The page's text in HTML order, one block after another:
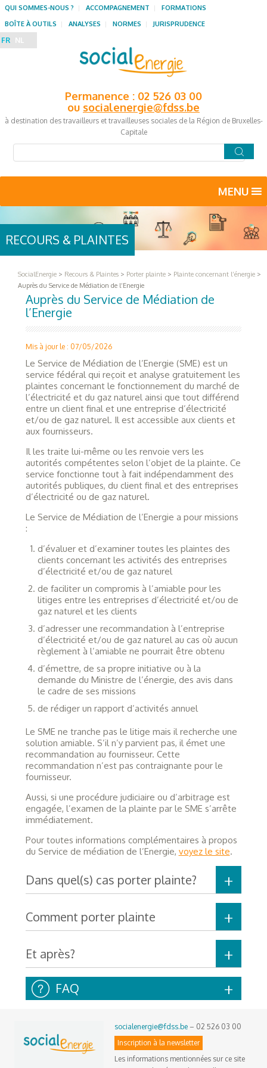
Permanence : 02 526 03 00
ou socialenergie@fdss.be
à destination des travailleurs et travailleuses sociales de la Région de Bruxelles-
Capitale
QUI SOMMES-NOUS ? ACCOMPAGNEMENT
FORMATIONS
BOÎTE À OUTILS
ANALYSES NORMES JURISPRUDENCE
FR NL
MENU
SocialEnergie > Recours & Plaintes > Porter plainte > Plainte concernant l’énergie >
Auprès du Service de Médiation de l’Energie
RECOURS & PLAINTES
Auprès du Service de Médiation de
l’Energie
Mis à jour le : 07/05/2026
Le Service de Médiation de l’Energie (SME) est un
service fédéral qui reçoit et analyse gratuitement les
plaintes concernant le fonctionnement du marché de
l’électricité et du gaz naturel ainsi que tout différend
entre un client final et une entreprise d’électricité
et/ou de gaz naturel. Il est accessible aux clients et
aux fournisseurs.
Il les traite lui-même ou les renvoie vers les
autorités compétentes selon l’objet de la plainte. Ce
service fonctionne tout à fait indépendamment des
autorités publiques, du client final et des entreprises
d’électricité ou de gaz naturel.
Le Service de Médiation de l’Energie a pour missions
:
d’évaluer et d’examiner toutes les plaintes des
clients concernant les activités des entreprises
d’électricité et/ou de gaz naturel
de faciliter un compromis à l’amiable pour les
litiges entre les entreprises d’électricité et/ou de
gaz naturel et les clients
d’adresser une recommandation à l’entreprise
d’électricité et/ou de gaz naturel au cas où aucun
règlement à l’amiable ne pourrait être obtenu
d’émettre, de sa propre initiative ou à la
demande du Ministre de l’énergie, des avis dans
le cadre de ses missions
de rédiger un rapport d’activités annuel
Le SME ne tranche pas le litige mais il recherche une
solution amiable. S’il n’y parvient pas, il émet une
recommandation au fournisseur. Cette
recommandation n’est pas contraignante pour le
fournisseur.
Aussi, si une procédure judiciaire ou d’arbitrage est
engagée, l’examen de la plainte par le SME s’arrête
immédiatement.
Pour toutes informations complémentaires à propos
du Service de médiation de l’Energie, voyez le site.
Dans quel(s) cas porter plainte?
Comment porter plainte
Et après?
FAQ
socialenergie@fdss.be – 02 526 03 00
Inscription à la newsletter
Les informations mentionnées sur ce site